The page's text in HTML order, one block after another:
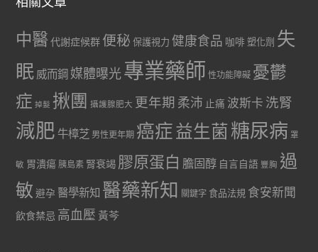
中醫代謝症候群 便秘 保護視力 健康食品 咖啡 塑化劑 失
眠 威而鋼 媒體曝光專業藥師 性功能障礙 憂鬱
症 掉髮 揪團 攝護腺肥大 更年期 柔沛 止痛 波斯卡 洗腎
減肥 牛樟芝 男性更年期 癌症益生菌 糖尿病 罩
敏 胃潰瘍 胰島素 腎衰竭 膠原蛋白 膽固醇 自言自語 豐胸 過
敏 避孕 醫學新知 醫藥新知 關鍵字 食品法規 食安新聞
飲食禁忌 高血壓 黃芩